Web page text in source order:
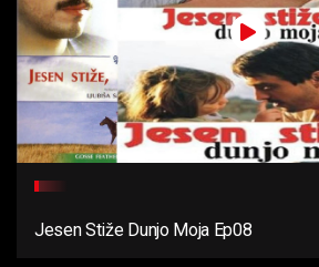
Jesen Stiže Dunjo Moja Ep08